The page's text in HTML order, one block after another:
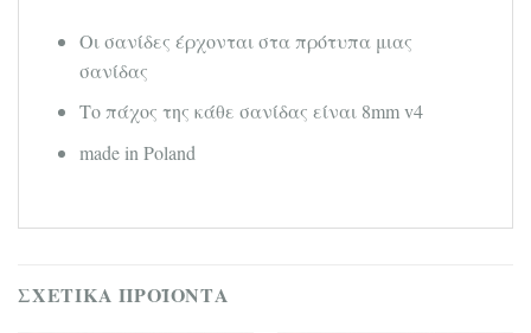
Οι σανίδες έρχονται στα πρότυπα μιας
σανίδας
Το πάχος της κάθε σανίδας είναι 8mm v4
made in Poland
ΣΧΕΤΙΚΆ ΠΡΟΪΌΝΤΑ